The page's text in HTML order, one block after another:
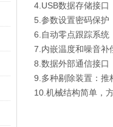
4.USB数据存储接口
5.参数设置密码保护
6.自动零点跟踪系统
7.内嵌温度和噪音补
8.数据外部通信接口
9.多种剔除装置：推
10.机械结构简单，